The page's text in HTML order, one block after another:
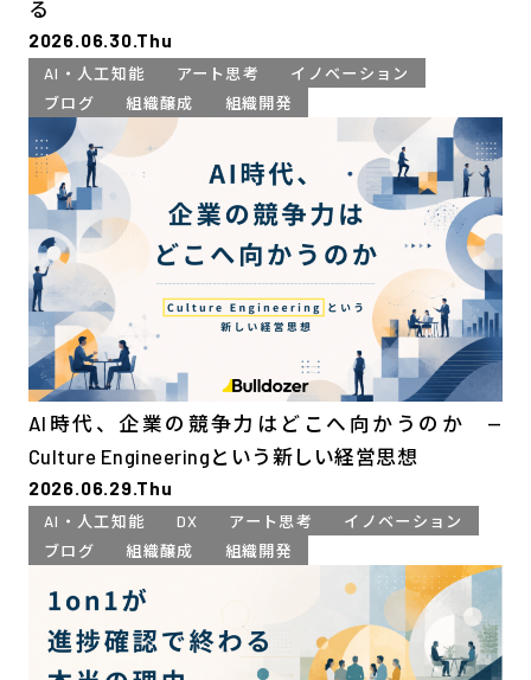
る
2026.06.30.Thu
AI・人工知能 アート思考
イノベーション
ブログ
組織醸成 組織開発
AI時代、企業の競争力はどこへ向かうのか —
Culture Engineeringという新しい経営思想
2026.06.29.Thu
AI・人工知能 DX アート思考
イノベーション
ブログ
組織醸成 組織開発